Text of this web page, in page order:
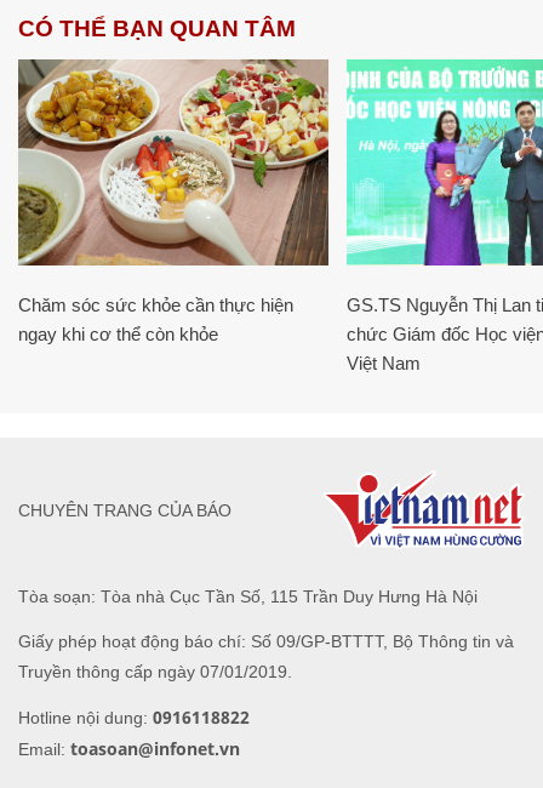
CÓ THỂ BẠN QUAN TÂM
Chăm sóc sức khỏe cần thực hiện
ngay khi cơ thể còn khỏe
GS.TS Nguyễn Thị Lan
chức Giám đốc Học
Việt Nam
Tòa soạn: Tòa nhà Cục Tần Số, 115 Trần Duy Hưng Hà Nội
Giấy phép hoạt động báo chí: Số 09/GP-BTTTT, Bộ Thông tin và
Truyền thông cấp ngày 07/01/2019.
Hotline nội dung: 0916118822
Email: toasoan@infonet.vn
CHUYÊN TRANG CỦA BÁO